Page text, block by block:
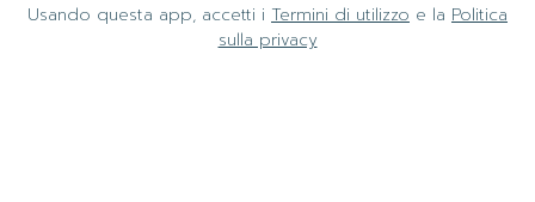
Usando questa app, accetti i Termini di utilizzo e la Politica
sulla privacy